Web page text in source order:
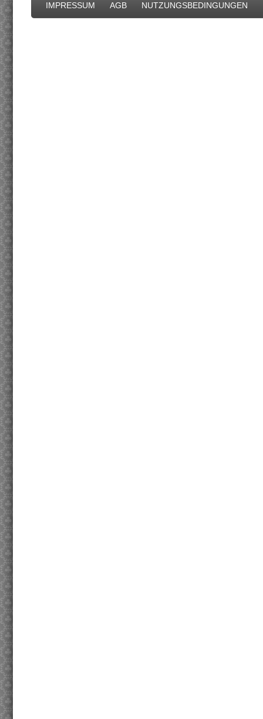
IMPRESSUM AGB NUTZUNGSBEDINGUNGEN